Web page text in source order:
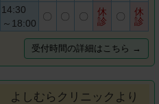
14:30
～18:00
〇 〇 〇
休
診
〇
休
診
受付時間の詳細はこちら →
よしむらクリニックより